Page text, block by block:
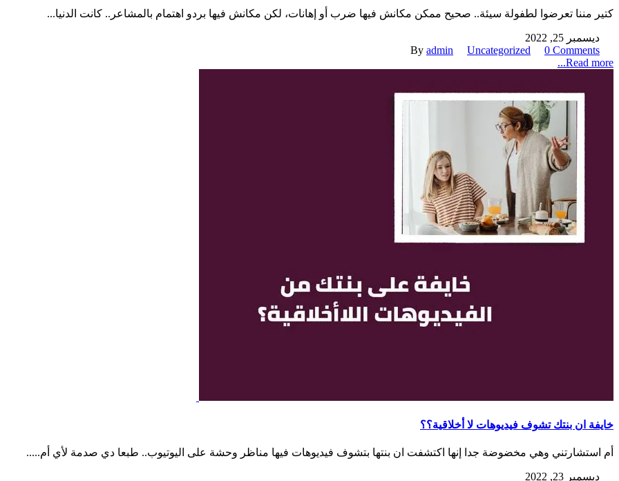
كتير مننا تعرضوا لطفولة سيئة.. صحيح ممكن مكانش فيها ضرب أو إهانات، لكن مكانش فيها بردو اهتمام بالمشاعر.. كانت الدنيا...
ديسمبر 25, 2022
By admin Uncategorized
0 Comments
Read more...
خايفة ان بنتك تشوف فيديوهات لا أخلاقية؟؟
أم استشارتني وهي مخضوضة جدا إنها اكتشفت ان بنتها بتشوف فيديوهات فيها مناظر وحشة على اليوتيوب.. طبعا دي صدمة لأي أم.....
ديسمبر 23, 2022